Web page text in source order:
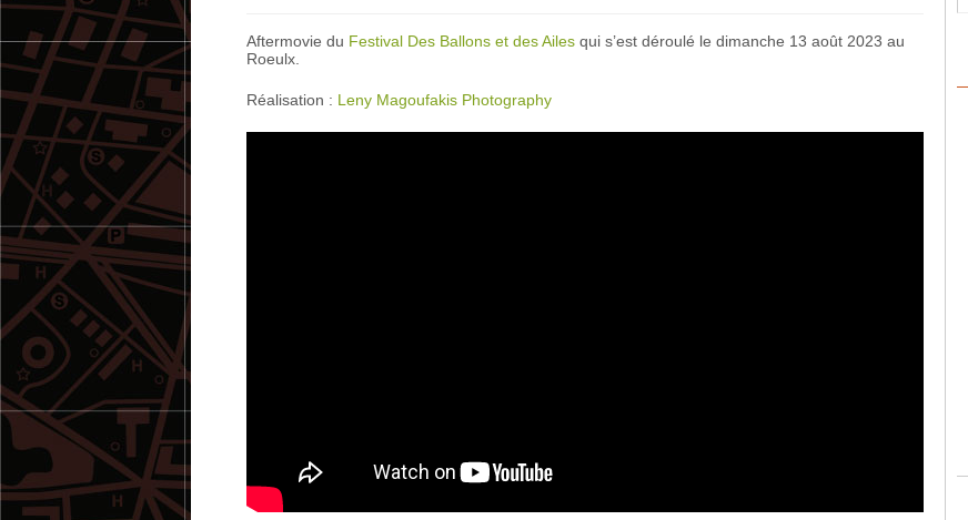
Aftermovie du Festival Des Ballons et des Ailes qui s’est déroulé le dimanche 13 août 2023 au
Roeulx.
Réalisation : Leny Magoufakis Photography